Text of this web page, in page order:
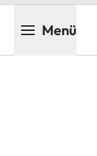
Menü